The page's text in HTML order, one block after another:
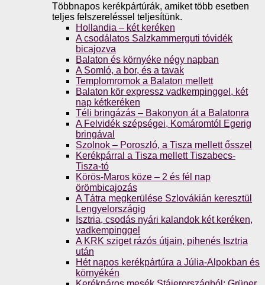
Többnapos kerékpártúrák, amiket több esetben
teljes felszereléssel teljesítünk.
Hollandia – két keréken
A csodálatos Salzkammerguti tóvidék
bicajozva
Balaton és környéke négy napban
A Somló, a bor, és a tavak
Templomromok a Balaton mellett
Balaton kör expressz vadkempinggel, két
nap kétkeréken
Téli bringázás – Bakonyon át a Balatonra
A Felvidék szépségei, Komáromtól Egerig
bringával
Szolnok – Poroszló, a Tisza mellett ősszel
Kerékpárral a Tisza mellett Tiszabecs-
Tisza-tó
Körös-Maros köze – 2 és fél nap
örömbicajozás
A Tátra megkerülése Szlovákián keresztül
Lengyelországig
Isztria, csodás nyári kalandok két keréken,
vadkempinggel
A KRK sziget rázós útjain, pihenés Isztria
után
Hét napos kerékpártúra a Júlia-Alpokban és
környékén